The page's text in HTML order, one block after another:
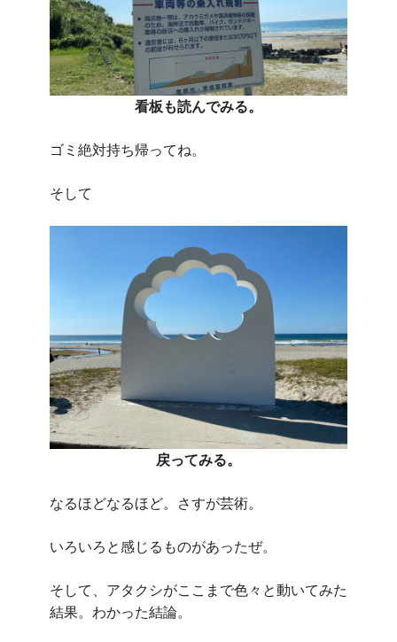
看板も読んでみる。
ゴミ絶対持ち帰ってね。
そして
戻ってみる。
なるほどなるほど。さすが芸術。
いろいろと感じるものがあったぜ。
そして、アタクシがここまで色々と動いてみた
結果。わかった結論。